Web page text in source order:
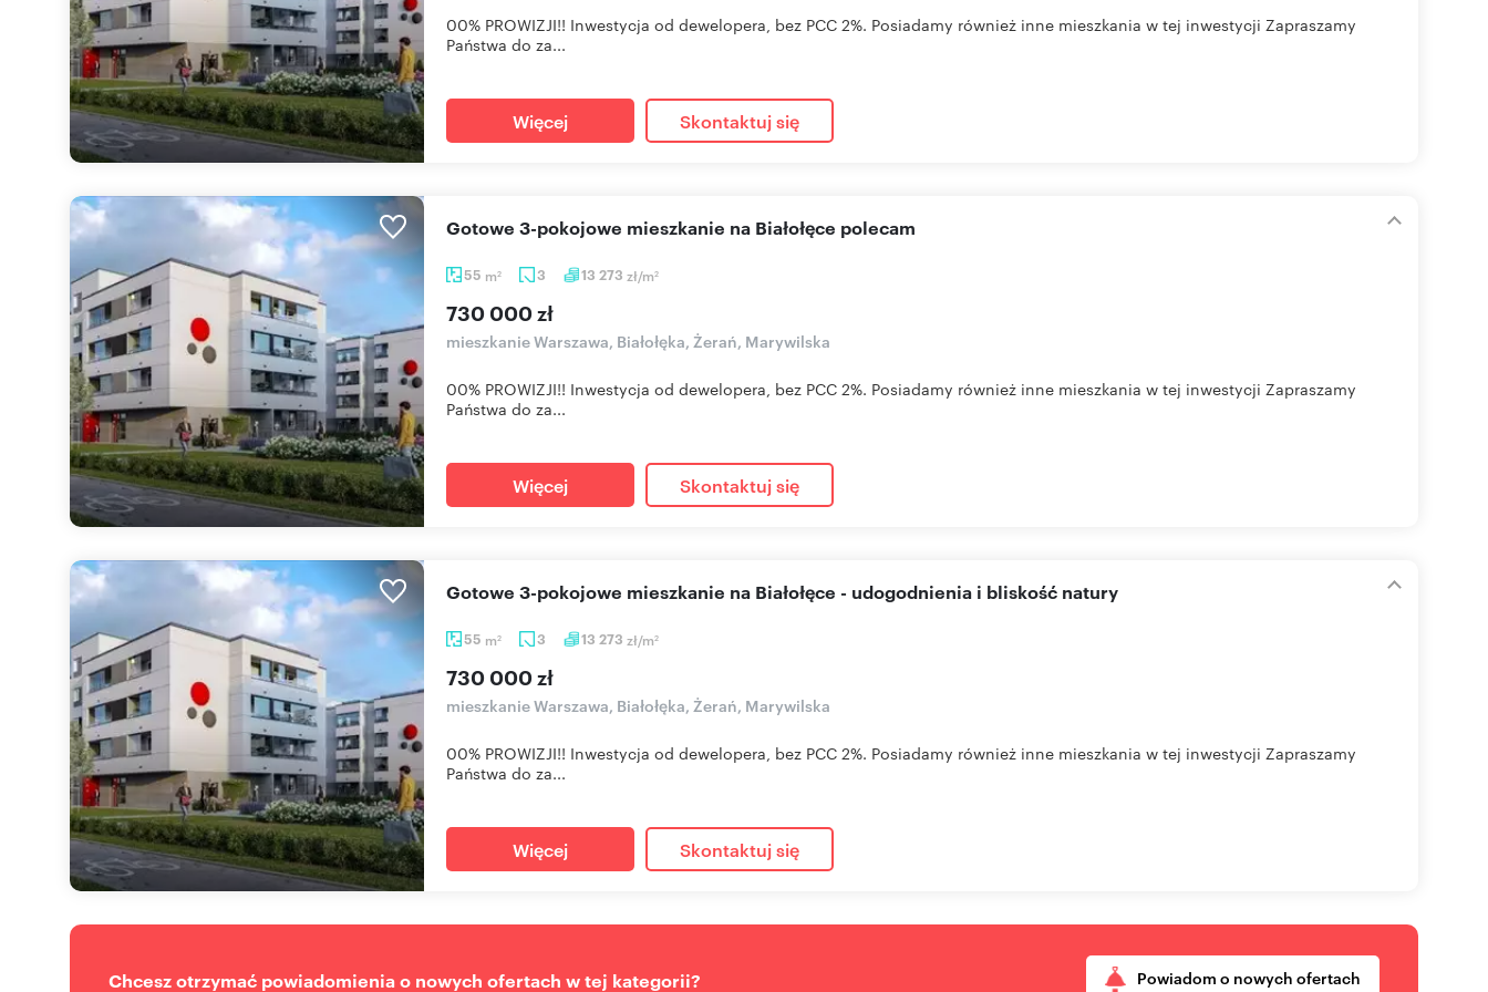
00% PROWIZJI!! Inwestycja od dewelopera, bez PCC 2%. Posiadamy również inne mieszkania w tej inwestycji Zapraszamy
Państwa do za...
Więcej Skontaktuj się
55 m2 3 13 273 zł/m2
Gotowe 3-pokojowe mieszkanie na Białołęce polecam
730 000 zł
mieszkanie Warszawa, Białołęka, Żerań, Marywilska
00% PROWIZJI!! Inwestycja od dewelopera, bez PCC 2%. Posiadamy również inne mieszkania w tej inwestycji Zapraszamy
Państwa do za...
Więcej Skontaktuj się
55 m2 3 13 273 zł/m2
Gotowe 3-pokojowe mieszkanie na Białołęce - udogodnienia i bliskość natury
730 000 zł
mieszkanie Warszawa, Białołęka, Żerań, Marywilska
00% PROWIZJI!! Inwestycja od dewelopera, bez PCC 2%. Posiadamy również inne mieszkania w tej inwestycji Zapraszamy
Państwa do za...
Więcej Skontaktuj się
Chcesz otrzymać powiadomienia o nowych ofertach w tej kategorii? Powiadom o nowych ofertach